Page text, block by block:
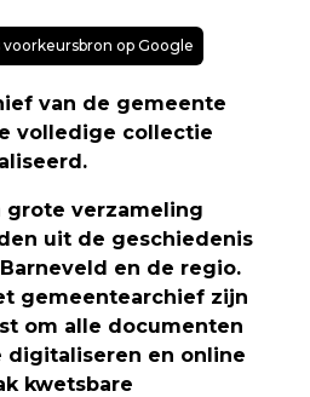
voorkeursbron op Google
van de gemeente
volledige collectie
grote verzameling
uit de geschiedenis
en de regio.
gemeentearchief zijn
om alle documenten
digitaliseren en online
kwetsbare